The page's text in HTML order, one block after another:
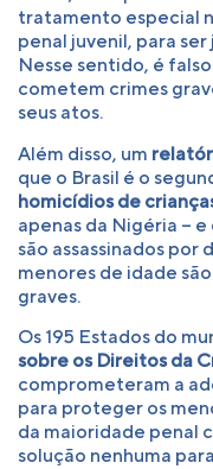
tratamento especial
penal juvenil, para
Nesse sentido, é
cometem crimes
seus atos.
Além disso, um
que o Brasil é o
homicídios de
apenas da Nigéria –
são assassinados por
menores de idade
graves.
Os 195 Estados do
sobre os Direitos da
comprometeram a
para proteger os
da maioridade penal
solução nenhuma